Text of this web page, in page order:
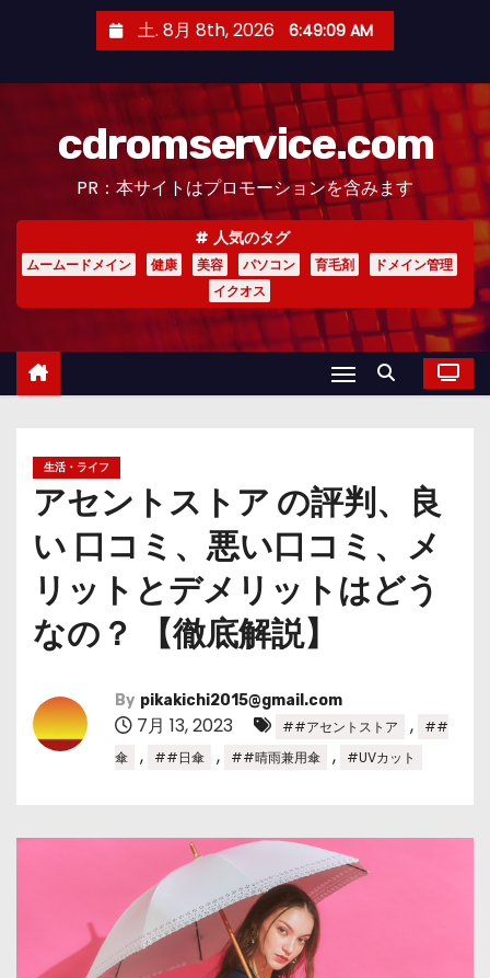
土. 8月 8th, 2026 6:49:10 AM
cdromservice.com
PR：本サイトはプロモーションを含みます
人気のタグ
ムームードメイン 健康 美容 パソコン 育毛剤
ドメイン管理
イクオス
生活・ライフ
アセントストア の評判、良
い 口コミ、悪い口コミ、メ
リットとデメリットはどう
なの？ 【徹底解説】
By pikakichi2015@gmail.com
7月 13, 2023 ##アセントストア ,
##
傘
, ##日傘 , ##晴雨兼用傘 , #UVカット